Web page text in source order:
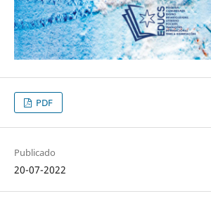
PDF
Publicado
20-07-2022